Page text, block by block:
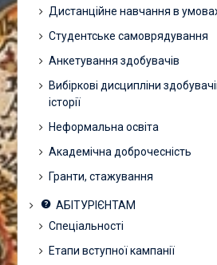
Дистанційне навчання в
Студентське самоврядування
Анкетування здобувачів
Вибіркові дисципліни
історії
Неформальна освіта
Академічна доброчесність
Гранти, стажування
АБІТУРІЄНТАМ
Спеціальності
Етапи вступної кампанії